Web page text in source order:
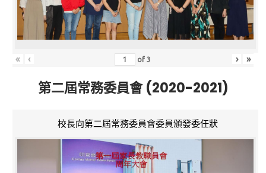
« ‹ of3 › »
第二屆常務委員會 (2020-2021)
校長向第二屆常務委員會委員頒發委任狀